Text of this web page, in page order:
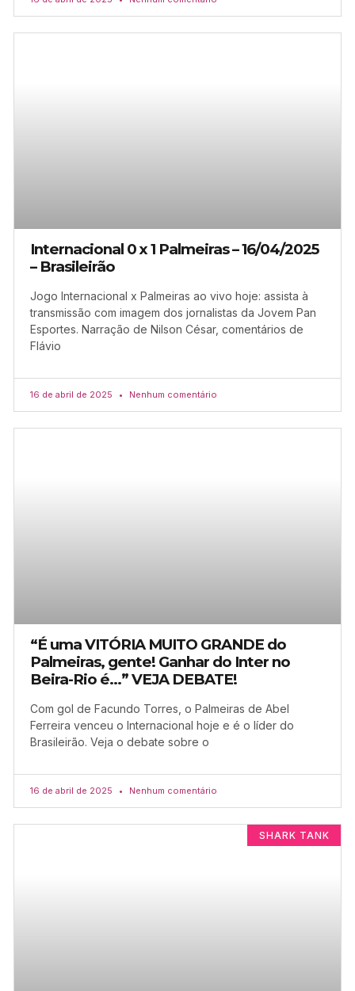
Internacional 0 x 1 Palmeiras – 16/04/2025
– Brasileirão
Jogo Internacional x Palmeiras ao vivo hoje: assista à
transmissão com imagem dos jornalistas da Jovem Pan
Esportes. Narração de Nilson César, comentários de
Flávio
16 de abril de 2025 Nenhum comentário
“É uma VITÓRIA MUITO GRANDE do
Palmeiras, gente! Ganhar do Inter no
Beira-Rio é…” VEJA DEBATE!
Com gol de Facundo Torres, o Palmeiras de Abel
Ferreira venceu o Internacional hoje e é o líder do
Brasileirão. Veja o debate sobre o
16 de abril de 2025 Nenhum comentário
SHARK TANK